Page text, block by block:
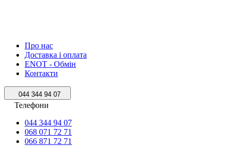
Про нас
Доставка і оплата
ENOT - Обмін
Контакти
044 344 94 07
Телефони
044 344 94 07
068 071 72 71
066 871 72 71